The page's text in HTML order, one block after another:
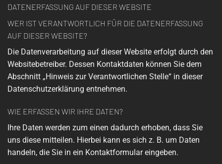
DATENERFASSUNG AUF DIESER WEBSITE
WER IST VERANTWORTLICH FÜR DIE DATENERFASSUNG
AUF DIESER WEBSITE?
Die Datenverarbeitung auf dieser Website erfolgt durch den
Websitebetreiber. Dessen Kontaktdaten können Sie dem
Abschnitt „Hinweis zur Verantwortlichen Stelle“ in dieser
Datenschutzerklärung entnehmen.
WIE ERFASSEN WIR IHRE DATEN?
Ihre Daten werden zum einen dadurch erhoben, dass Sie
uns diese mitteilen. Hierbei kann es sich z. B. um Daten
handeln, die Sie in ein Kontaktformular eingeben.